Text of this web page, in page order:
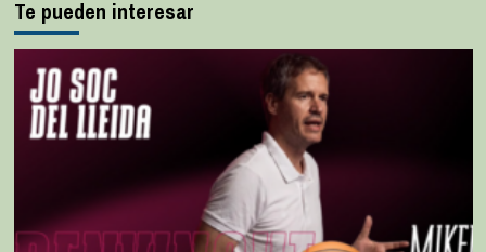
Te pueden interesar